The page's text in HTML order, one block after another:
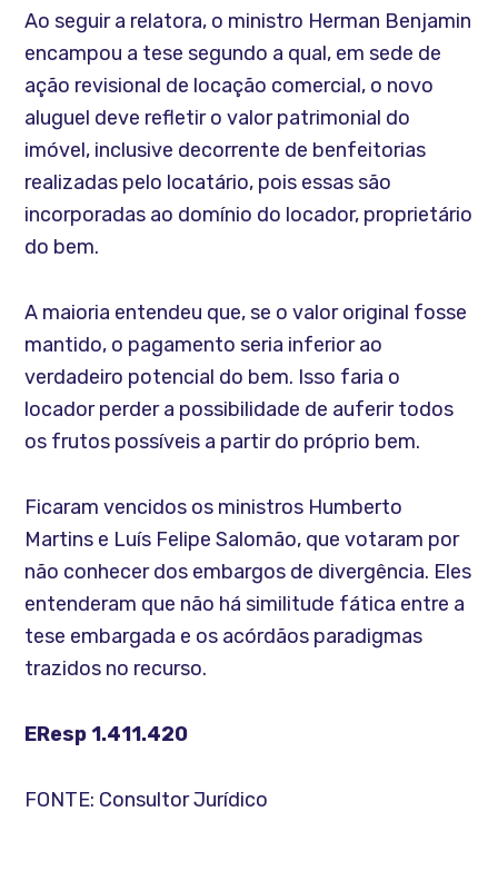
Ao seguir a relatora, o ministro Herman Benjamin
encampou a tese segundo a qual, em sede de
ação revisional de locação comercial, o novo
aluguel deve refletir o valor patrimonial do
imóvel, inclusive decorrente de benfeitorias
realizadas pelo locatário, pois essas são
incorporadas ao domínio do locador, proprietário
do bem.
A maioria entendeu que, se o valor original fosse
mantido, o pagamento seria inferior ao
verdadeiro potencial do bem. Isso faria o
locador perder a possibilidade de auferir todos
os frutos possíveis a partir do próprio bem.
Ficaram vencidos os ministros Humberto
Martins e Luís Felipe Salomão, que votaram por
não conhecer dos embargos de divergência. Eles
entenderam que não há similitude fática entre a
tese embargada e os acórdãos paradigmas
trazidos no recurso.
EResp 1.411.420
FONTE: Consultor Jurídico